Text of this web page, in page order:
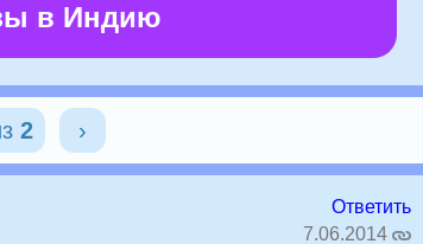
в Индию
2 ›
Ответить
7.06.2014